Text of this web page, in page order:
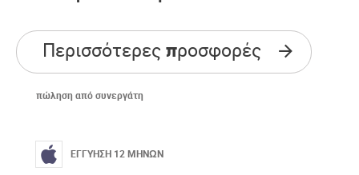
Περισσότερες προσφορές
πώληση από συνεργάτη
ΕΓΓΥΗΣΗ 12 ΜΗΝΩΝ